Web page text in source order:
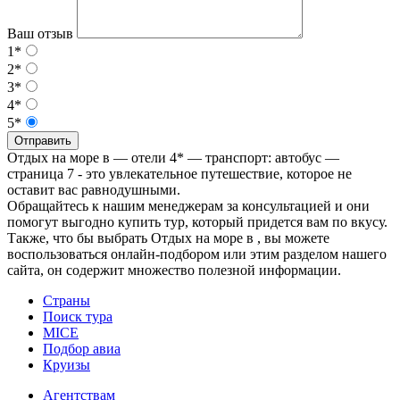
Ваш отзыв
1*
2*
3*
4*
5*
Отправить
Отдых на море в — отели 4* — транспорт: автобус —
страница 7 - это увлекательное путешествие, которое не
оставит вас равнодушными.
Обращайтесь к нашим менеджерам за консультацией и они
помогут выгодно купить тур, который придется вам по вкусу.
Также, что бы выбрать Отдых на море в , вы можете
воспользоваться онлайн-подбором или этим разделом нашего
сайта, он содержит множество полезной информации.
Страны
Поиск тура
MICE
Подбор авиа
Круизы
Агентствам